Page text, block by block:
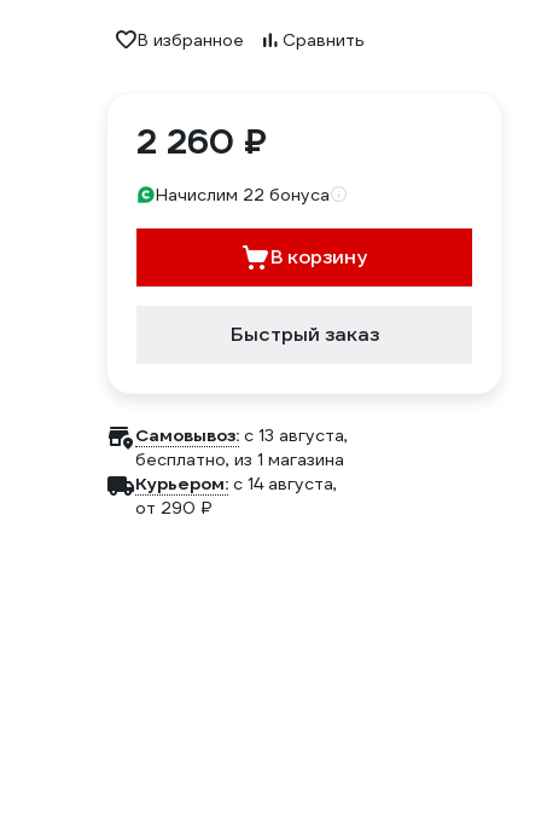
В избранное Сравнить
2 260 ₽
Начислим 22 бонуса
В корзину
Быстрый заказ
Самовывоз: c 13 августа,
бесплатно, из 1 магазина
Курьером: c 14 августа,
от 290 ₽